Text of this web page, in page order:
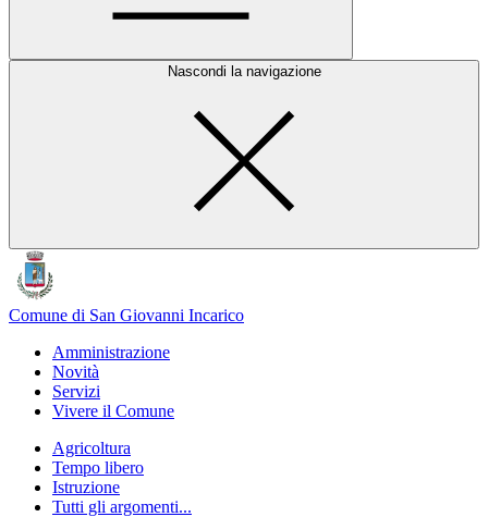
Nascondi la navigazione
Comune di San Giovanni Incarico
Amministrazione
Novità
Servizi
Vivere il Comune
Agricoltura
Tempo libero
Istruzione
Tutti gli argomenti...